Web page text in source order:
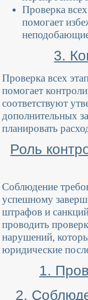
Проверка
помогает
3.
Проверка всех
помогает
соответствуют
дополнительных
планировать
Роль
Соблюдение
успешному
штрафов и
проводить
нарушений,
юридические
1.
2.